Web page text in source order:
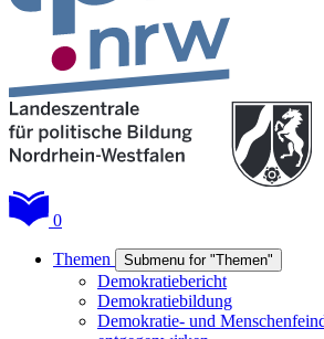
0
Themen Submenu for "Themen"
Demokratiebericht
Demokratiebildung
Demokratie- und